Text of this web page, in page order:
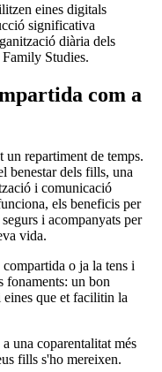
eines digitals
significativa
diària dels
Studies.
com a
un repartiment de temps.
benestar dels fills, una
i comunicació
els beneficis per
i acompanyats per
vida.
o ja la tens i
fonaments: un bon
que et facilitin la
una coparentalitat més
fills s'ho mereixen.